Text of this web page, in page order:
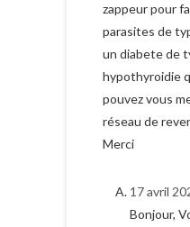
zappeur pour
parasites de
un diabete de
hypothyroidie
pouvez vous
réseau de
Merci
17 avril
Bonjour,